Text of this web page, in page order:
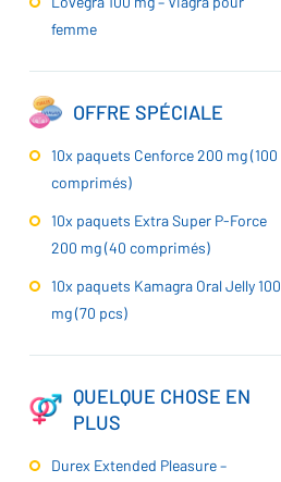
femme
OFFRE SPÉCIALE
10x paquets Cenforce 200 mg (100
comprimés)
10x paquets Extra Super P-Force
200 mg (40 comprimés)
10x paquets Kamagra Oral Jelly 100
mg (70 pcs)
QUELQUE CHOSE EN
PLUS
Durex Extended Pleasure –